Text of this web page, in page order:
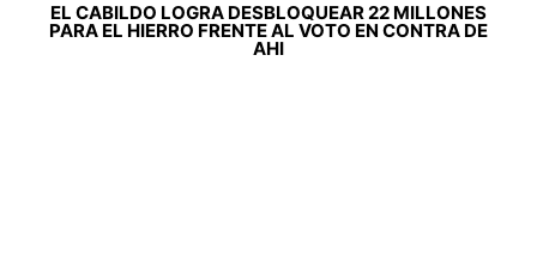
EL CABILDO LOGRA DESBLOQUEAR 22 MILLONES
PARA EL HIERRO FRENTE AL VOTO EN CONTRA DE
AHI